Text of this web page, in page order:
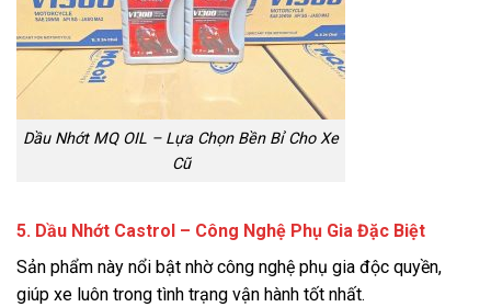
Dầu Nhớt MQ OIL – Lựa Chọn Bền Bỉ Cho Xe
Cũ
5. Dầu Nhớt Castrol – Công Nghệ Phụ Gia Đặc Biệt
Sản phẩm này nổi bật nhờ công nghệ phụ gia độc quyền,
giúp xe luôn trong tình trạng vận hành tốt nhất.